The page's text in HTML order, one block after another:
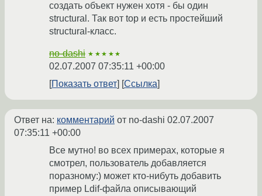
создать объект нужен хотя - бы один
structural. Так вот top и есть простейший
structural-класс.
no-dashi ★★★★★
02.07.2007 07:35:11 +00:00
Показать ответ
Ссылка
Ответ на: комментарий от no-dashi 02.07.2007
07:35:11 +00:00
Все мутно! во всех примерах, которые я
смотрел, пользователь добавляется
поразному:) может кто-нибуть добавить
пример Ldif-файла описывающий